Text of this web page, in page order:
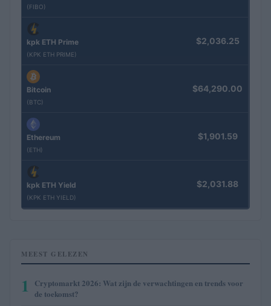
(FIBO)
kpk ETH Prime
(KPK ETH PRIME)
$2,036.25
Bitcoin
(BTC)
$64,290.00
Ethereum
(ETH)
$1,901.59
kpk ETH Yield
(KPK ETH YIELD)
$2,031.88
MEEST GELEZEN
1
Cryptomarkt 2026: Wat zijn de verwachtingen en trends voor
de toekomst?